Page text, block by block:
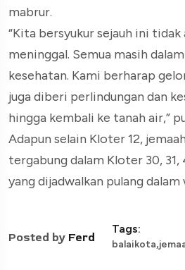
mabrur.
“Kita bersyukur sejauh ini tidak
meninggal. Semua masih
kesehatan. Kami berharap
juga diberi perlindungan dan
hingga kembali ke tanah air,”
Adapun selain Kloter 12,
tergabung dalam Kloter 30, 31,
yang dijadwalkan pulang
Posted by Ferd
Tags:
balaikota,